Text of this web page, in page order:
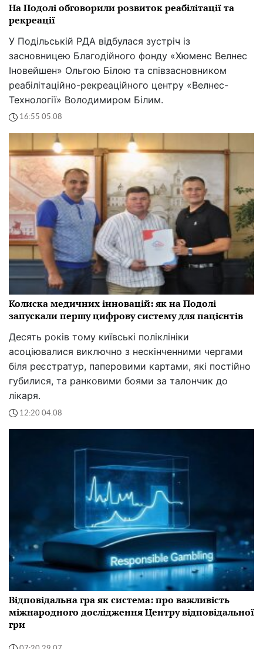
На Подолі обговорили розвиток реабілітації та
рекреації
У Подільській РДА відбулася зустріч із
засновницею Благодійного фонду «Хюменс Велнес
Іновейшен» Ольгою Білою та співзасновником
реабілітаційно-рекреаційного центру «Велнес-
Технології» Володимиром Білим.
16:55 05.08
Колиска медичних інновацій: як на Подолі
запускали першу цифрову систему для пацієнтів
Десять років тому київські поліклініки
асоціювалися виключно з нескінченними чергами
біля реєстратур, паперовими картами, які постійно
губилися, та ранковими боями за талончик до
лікаря.
12:20 04.08
Відповідальна гра як система: про важливість
міжнародного дослідження Центру відповідальної
гри